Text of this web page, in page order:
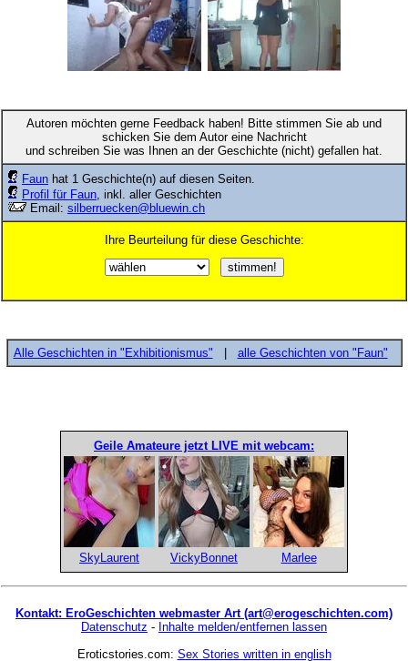
Autoren möchten gerne Feedback haben! Bitte stimmen Sie ab und
schicken Sie dem Autor eine Nachricht
und schreiben Sie was Ihnen an der Geschichte (nicht) gefallen hat.
Faun hat 1 Geschichte(n) auf diesen Seiten.
Profil für Faun , inkl. aller Geschichten
Email: silberruecken@bluewin.ch
Ihre Beurteilung für diese Geschichte:
Alle Geschichten in "Exhibitionismus" alle Geschichten von "Faun"
Geile Amateure jetzt LIVE mit webcam:
SkyLaurent VickyBonnet Marlee
Kontakt: EroGeschichten webmaster Art (art@erogeschichten.com)
Datenschutz - Inhalte melden/entfernen lassen
Eroticstories.com: Sex Stories written in english